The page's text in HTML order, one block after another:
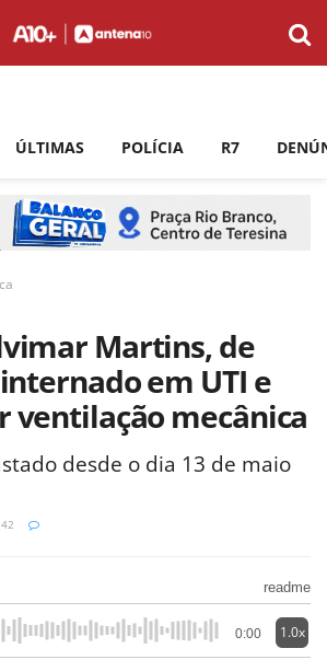
ÚLTIMAS POLÍCIA R7
Martins, de
em UTI e
ventilação mecânica
desde o dia 13 de maio
readme
0:00 1.0x